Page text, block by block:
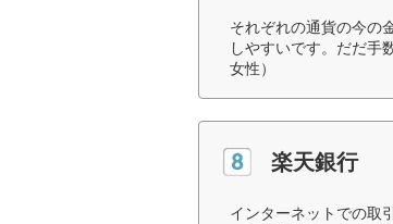
それぞれの通貨の今の
しやすいです。だだ手
女性）
楽天銀行
インターネットでの取